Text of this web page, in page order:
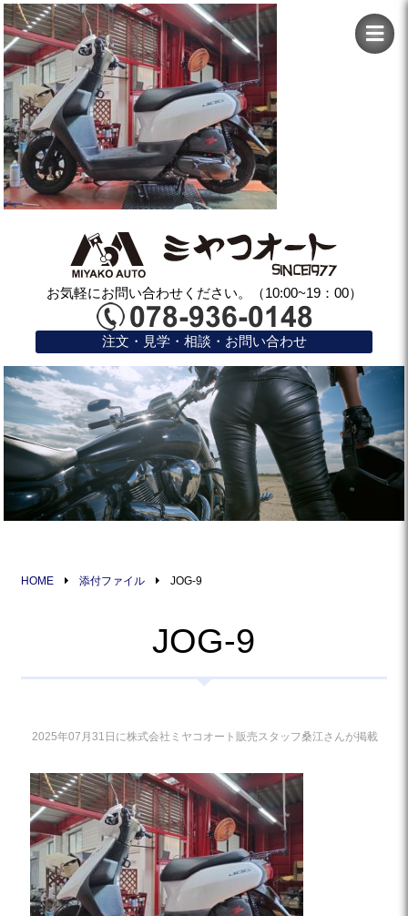
お気軽にお問い合わせください。（10:00~19：00）
注文・見学・相談・お問い合わせ
HOME 添付ファイル JOG-9
JOG-9
2025年07月31日に株式会社ミヤコオート販売スタッフ桑江さんが掲載